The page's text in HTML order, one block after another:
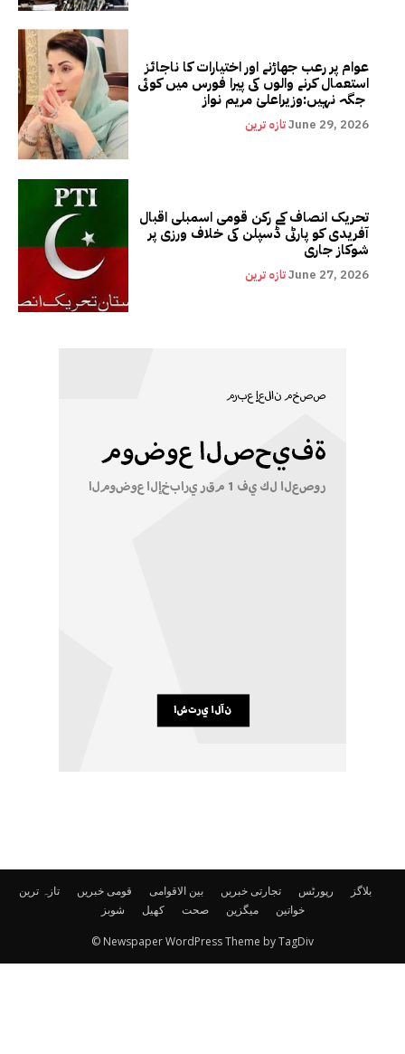
عوام پر رعب جھاڑنے اور اختیارات کا ناجائز
استعمال کرنے والوں کی پیرا فورس میں کوئی
تازہ ترینJune 29, 2026
تحریک انصاف کے رکن قومی اسمبلی اقبال
آفریدی کو پارٹی ڈسپلن کی خلاف ورزی پر
شوکاز جاری
تازہ ترینJune 27, 2026
تازہ ترین قومی خبریں بین الاقوامی تجارتی خبریں رپورٹس
بلاگز
شوبز
کھیل صحت میگزین خواتین
© Newspaper WordPress Theme by TagDiv